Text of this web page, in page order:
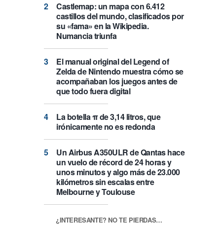
Castlemap: un mapa con 6.412
castillos del mundo, clasificados por
su «fama» en la Wikipedia.
Numancia triunfa
El manual original del Legend of
Zelda de Nintendo muestra cómo se
acompañaban los juegos antes de
que todo fuera digital
La botella π de 3,14 litros, que
irónicamente no es redonda
Un Airbus A350ULR de Qantas hace
un vuelo de récord de 24 horas y
unos minutos y algo más de 23.000
kilómetros sin escalas entre
Melbourne y Toulouse
¿INTERESANTE? NO TE PIERDAS…